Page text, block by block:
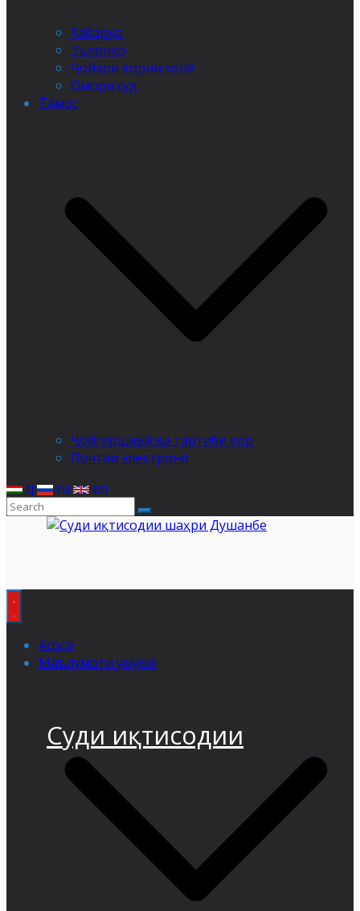
Хабарҳо
Эълонҳо
Ҷойҳои кории холӣ
Омори суд
Тамос
Ҷойгиршавӣ ва тартиби кор
Почтаи электронӣ
tj
ru en
Суди иқтисодии
Асосӣ
Маълумоти умумӣ